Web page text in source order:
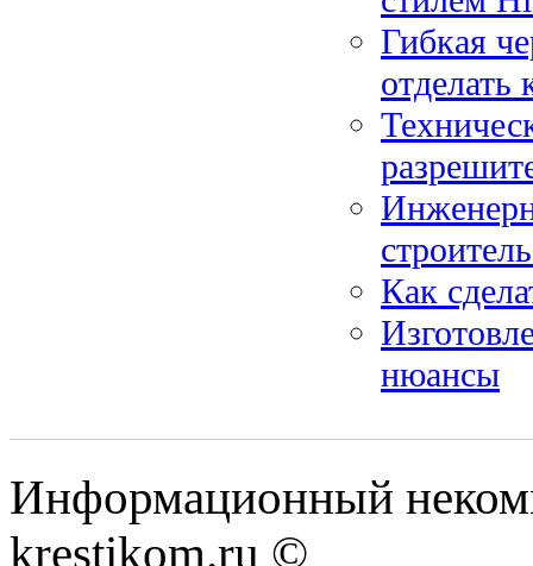
Гибкая
отделать
Как
нюансы
Информационный
krestikom.ru ©